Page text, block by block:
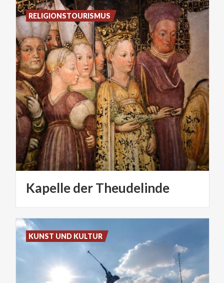
KapellederTheudelinde
RELIGIONSTOURISMUS
KUNST UND KULTUR